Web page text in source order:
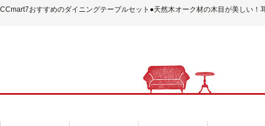
CCmart7おすすめのダイニングテーブルセット ●天然木オーク材の木目が美しい！